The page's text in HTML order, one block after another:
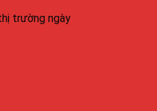
trường ngày